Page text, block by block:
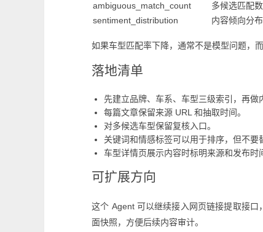
ambiguous_match_count
多候选匹配
sentiment_distribution
内容倾向分布
如果车型匹配率下降，通常不是模型问题，
落地清单
先建立品牌、车系、车型三级索引，再做
每篇文章保留来源 URL 和抽取时间。
对多候选车型保留复核入口。
关键词和情感标签可以用于排序，但不要
车型详情页展示内容时标明来源和发布时
可扩展方向
这个 Agent 可以继续接入网页链接提取接
面快照，方便后续内容审计。